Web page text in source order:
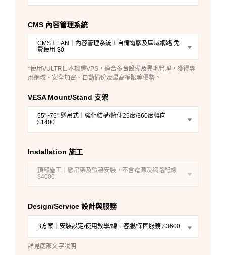
CMS 內容管理系統
CMS＋LAN｜內容管理系統＋自備電腦及區域網路 免
費使用 $0
*使用VULTR日本機房VPS，適合多台設備及異地管理，獲得專
用網域、安全加密、自動備份及最高權限等優勢。
VESA Mount/Stand 支架
55"~75" 懸吊式｜強化結構/俯仰25度/360度轉向
$1400
Installation 施工
頂部施工｜懸吊架及螢幕安裝，不含電源及網路配線
$4000
Design/Service 設計與服務
B方案｜安裝設定/使用教學/線上客服/保固服務 $3600
詳見底部文字說明